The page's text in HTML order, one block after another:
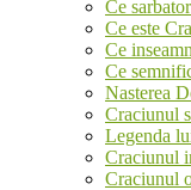
Ce
Ce este
Ce
Ce
Nasterea
Craciunul
Legenda
Craciunul
Craciunul